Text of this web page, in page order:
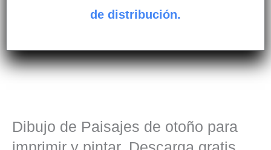
de distribución.
Dibujo de Paisajes de otoño para